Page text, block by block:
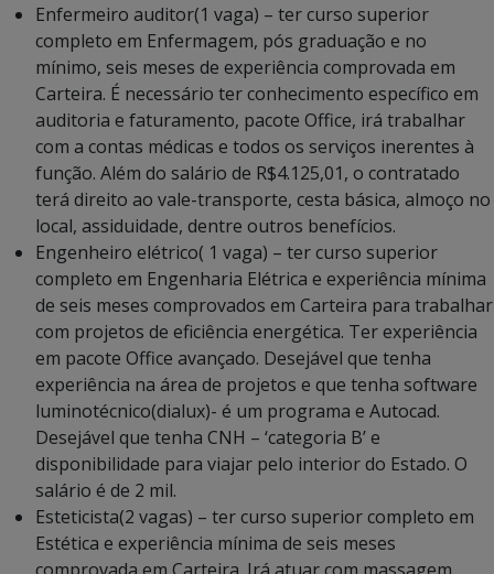
Enfermeiro auditor(1 vaga) – ter curso superior
completo em Enfermagem, pós graduação e no
mínimo, seis meses de experiência comprovada em
Carteira. É necessário ter conhecimento específico em
auditoria e faturamento, pacote Office, irá trabalhar
com a contas médicas e todos os serviços inerentes à
função. Além do salário de R$4.125,01, o contratado
terá direito ao vale-transporte, cesta básica, almoço no
local, assiduidade, dentre outros benefícios.
Engenheiro elétrico( 1 vaga) – ter curso superior
completo em Engenharia Elétrica e experiência mínima
de seis meses comprovados em Carteira para trabalhar
com projetos de eficiência energética. Ter experiência
em pacote Office avançado. Desejável que tenha
experiência na área de projetos e que tenha software
luminotécnico(dialux)- é um programa e Autocad.
Desejável que tenha CNH – ‘categoria B’ e
disponibilidade para viajar pelo interior do Estado. O
salário é de 2 mil.
Esteticista(2 vagas) – ter curso superior completo em
Estética e experiência mínima de seis meses
comprovada em Carteira. Irá atuar com massagem